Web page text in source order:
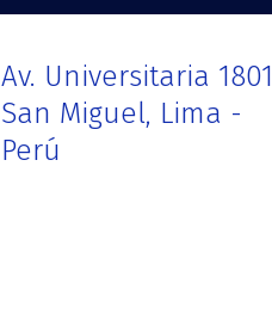
Av. Universitaria 1801
San Miguel, Lima -
Perú